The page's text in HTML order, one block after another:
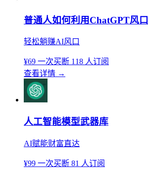
普通人如何利用ChatGPT风口
轻松躺赚AI风口
¥69 一次买断 118 人订阅
查看详情 →
人工智能模型武器库
AI赋能财富直达
¥99 一次买断 81 人订阅